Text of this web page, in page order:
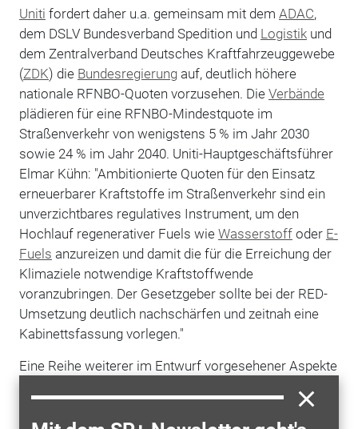
Uniti fordert daher u.a. gemeinsam mit dem ADAC,
dem DSLV Bundesverband Spedition und Logistikund
dem Zentralverband Deutsches Kraftfahrzeuggewebe
(ZDK) die Bundesregierungauf, deutlich höhere
nationale RFNBO-Quoten vorzusehen. Die Verbände
plädieren für eine RFNBO-Mindestquote im
Straßenverkehr von wenigstens 5 % im Jahr 2030
sowie 24 % im Jahr 2040. Uniti-Hauptgeschäftsführer
Elmar Kühn: "Ambitionierte Quoten für den Einsatz
erneuerbarer Kraftstoffe im Straßenverkehr sind ein
unverzichtbares regulatives Instrument, um den
Hochlauf regenerativer Fuels wie Wasserstoffoder E-
Fuels anzureizen und damit die für die Erreichung der
Klimaziele notwendige Kraftstoffwende
voranzubringen. Der Gesetzgeber sollte bei der RED-
Umsetzung deutlich nachschärfen und zeitnah eine
Kabinettsfassung vorlegen."
Eine Reihe weiterer im Entwurf vorgesehener Aspekte
sollen die Quoten für fortgeschrittene Bio-Kraftstoffe
deutlich steigen. Auch den Ansatz, mit dem Gesetz